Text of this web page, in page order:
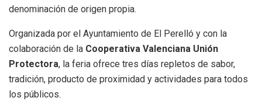
denominación de origen propia.
Organizada por el Ayuntamiento de El Perelló y con la
colaboración de la Cooperativa Valenciana Unión
Protectora, la feria ofrece tres días repletos de sabor,
tradición, producto de proximidad y actividades para todos
los públicos.